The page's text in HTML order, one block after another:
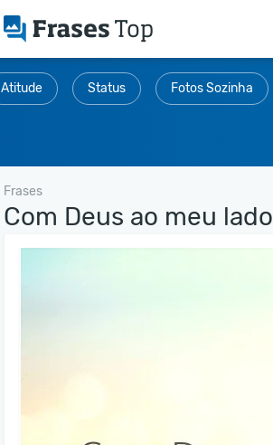
Atitude Status Fotos Sozinha
Frases
Com Deus ao meu